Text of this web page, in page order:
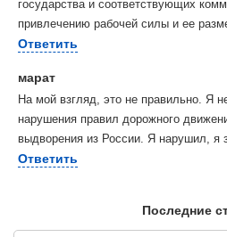
государства и соответствующих
привлечению рабочей силы и ее
Ответить
марат
На мой взгляд, это не правильно. Я
нарушения правил дорожного
выдворения из России. Я нарушил, я
Ответить
Последние